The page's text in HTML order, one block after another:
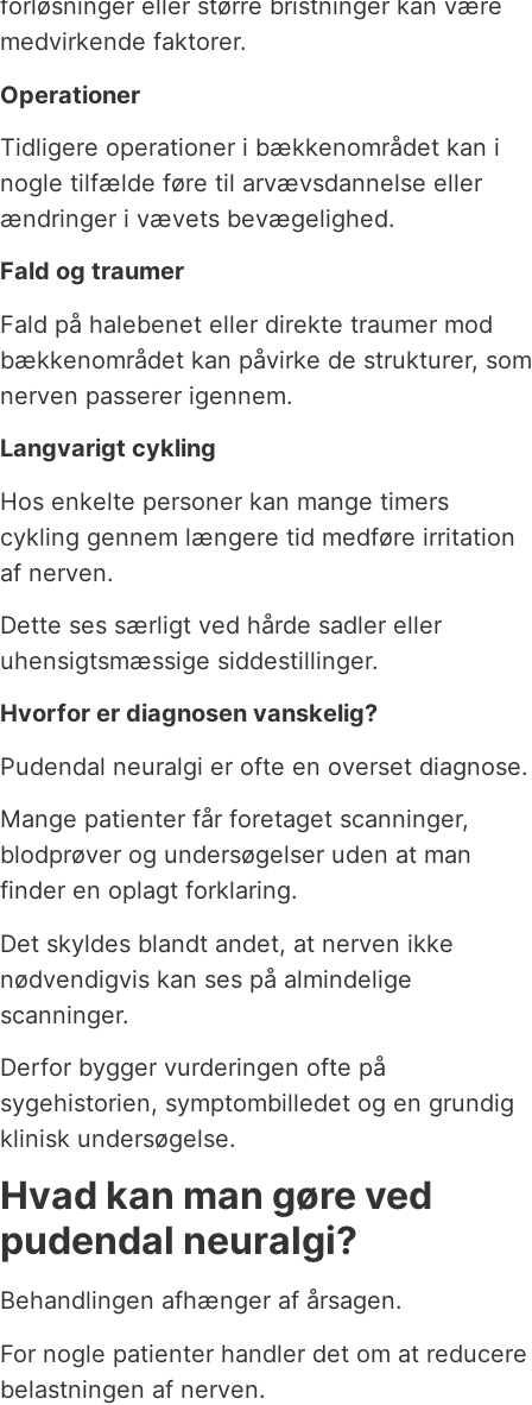
forløsninger eller større bristninger kan være
medvirkende faktorer.
Operationer
Tidligere operationer i bækkenområdet kan i
nogle tilfælde føre til arvævsdannelse eller
ændringer i vævets bevægelighed.
Fald og traumer
Fald på halebenet eller direkte traumer mod
bækkenområdet kan påvirke de strukturer, som
nerven passerer igennem.
Langvarigt cykling
Hos enkelte personer kan mange timers
cykling gennem længere tid medføre irritation
af nerven.
Dette ses særligt ved hårde sadler eller
uhensigtsmæssige siddestillinger.
Hvorfor er diagnosen vanskelig?
Pudendal neuralgi er ofte en overset diagnose.
Mange patienter får foretaget scanninger,
blodprøver og undersøgelser uden at man
finder en oplagt forklaring.
Det skyldes blandt andet, at nerven ikke
nødvendigvis kan ses på almindelige
scanninger.
Derfor bygger vurderingen ofte på
sygehistorien, symptombilledet og en grundig
klinisk undersøgelse.
Hvad kan man gøre ved
pudendal neuralgi?
Behandlingen afhænger af årsagen.
For nogle patienter handler det om at reducere
belastningen af nerven.